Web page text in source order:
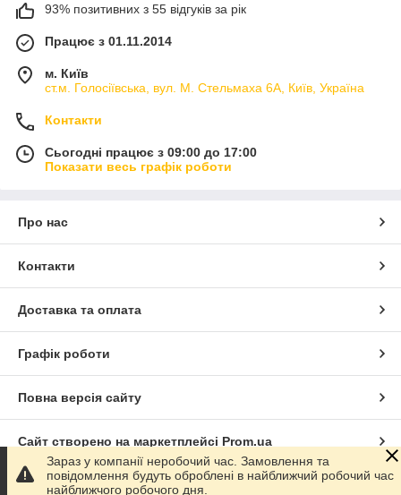
93% позитивних з 55 відгуків за рік
Працює з 01.11.2014
м. Київ
ст.м. Голосіївська, вул. М. Стельмаха 6А, Київ, Україна
Контакти
Сьогодні працює з 09:00 до 17:00
Показати весь графік роботи
Про нас
Контакти
Доставка та оплата
Графік роботи
Повна версія сайту
Сайт створено на маркетплейсі Prom.ua
Політика конфіденційності
Зараз у компанії неробочий час. Замовлення та
повідомлення будуть оброблені в найближчий робочий час
найближчого робочого дня.